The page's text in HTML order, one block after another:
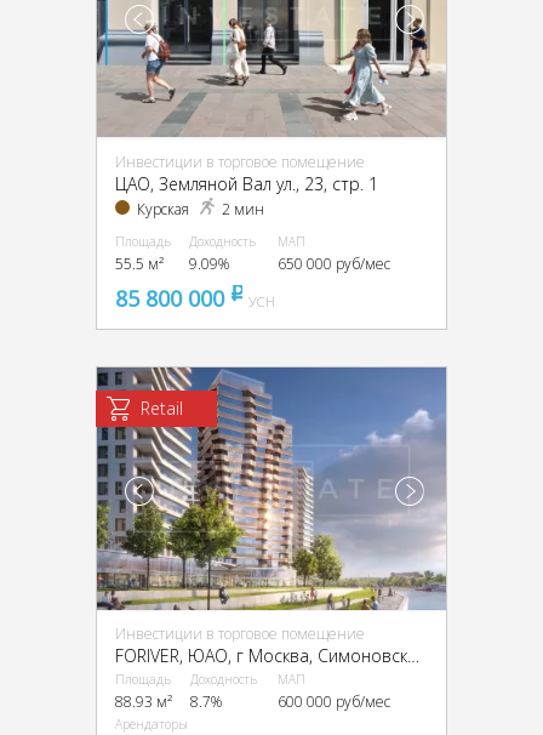
Инвестиции в торговое помещение
ЦАО, Земляной Вал ул., 23, стр. 1
Курская 2 мин
Площадь
55.5 м²
Доходность
9.09%
МАП
650 000 руб/мес
85 800 000 pуб
УСН
Retail
Инвестиции в торговое помещение
FORIVER, ЮАО, г Москва, Симоновская наб., 1
Площадь
88.93 м²
Доходность
8.7%
МАП
600 000 руб/мес
Арендаторы